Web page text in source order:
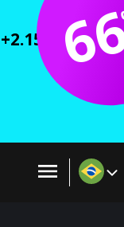
cursos